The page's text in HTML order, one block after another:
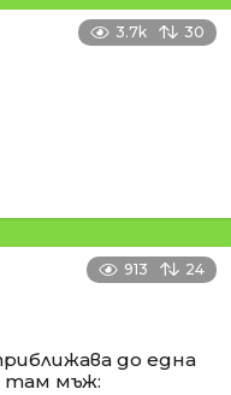
3.7k 30
913 24
до една
там мъж: